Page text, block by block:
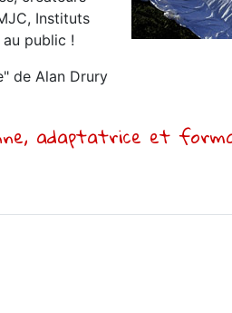
Instituts
public !
de Alan Drury
adaptatrice et